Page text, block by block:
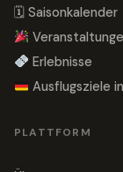
🗓 Saisonkalender
Erlebnisse
Ausflugsziele
PLATTFORM